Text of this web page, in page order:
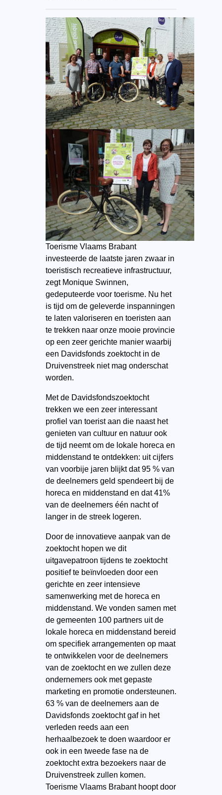
Toerisme Vlaams Brabant
investeerde de laatste jaren zwaar in
toeristisch recreatieve infrastructuur,
zegt Monique Swinnen,
gedeputeerde voor toerisme. Nu het
is tijd om de geleverde inspanningen
te laten valoriseren en toeristen aan
te trekken naar onze mooie provincie
op een zeer gerichte manier waarbij
een Davidsfonds zoektocht in de
Druivenstreek niet mag onderschat
worden.
Met de Davidsfondszoektocht
trekken we een zeer interessant
profiel van toerist aan die naast het
genieten van cultuur en natuur ook
de tijd neemt om de lokale horeca en
middenstand te ontdekken: uit cijfers
van voorbije jaren blijkt dat 95 % van
de deelnemers geld spendeert bij de
horeca en middenstand en dat 41%
van de deelnemers één nacht of
langer in de streek logeren.
Door de innovatieve aanpak van de
zoektocht hopen we dit
uitgavepatroon tijdens te zoektocht
positief te beïnvloeden door een
gerichte en zeer intensieve
samenwerking met de horeca en
middenstand. We vonden samen met
de gemeenten 100 partners uit de
lokale horeca en middenstand bereid
om specifiek arrangementen op maat
te ontwikkelen voor de deelnemers
van de zoektocht en we zullen deze
ondernemers ook met gepaste
marketing en promotie ondersteunen.
63 % van de deelnemers aan de
Davidsfonds zoektocht gaf in het
verleden reeds aan een
herhaalbezoek te doen waardoor er
ook in een tweede fase na de
zoektocht extra bezoekers naar de
Druivenstreek zullen komen.
Toerisme Vlaams Brabant hoopt door